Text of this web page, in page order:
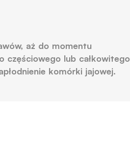
aż do momentu
częściowego lub całkowitego
komórki jajowej.